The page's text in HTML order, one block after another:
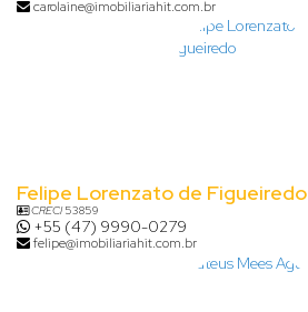
carolaine@imobiliariahit.com.br
Felipe Lorenzato de Figueiredo
CRECI53859
+55 (47) 9990-0279
felipe@imobiliariahit.com.br